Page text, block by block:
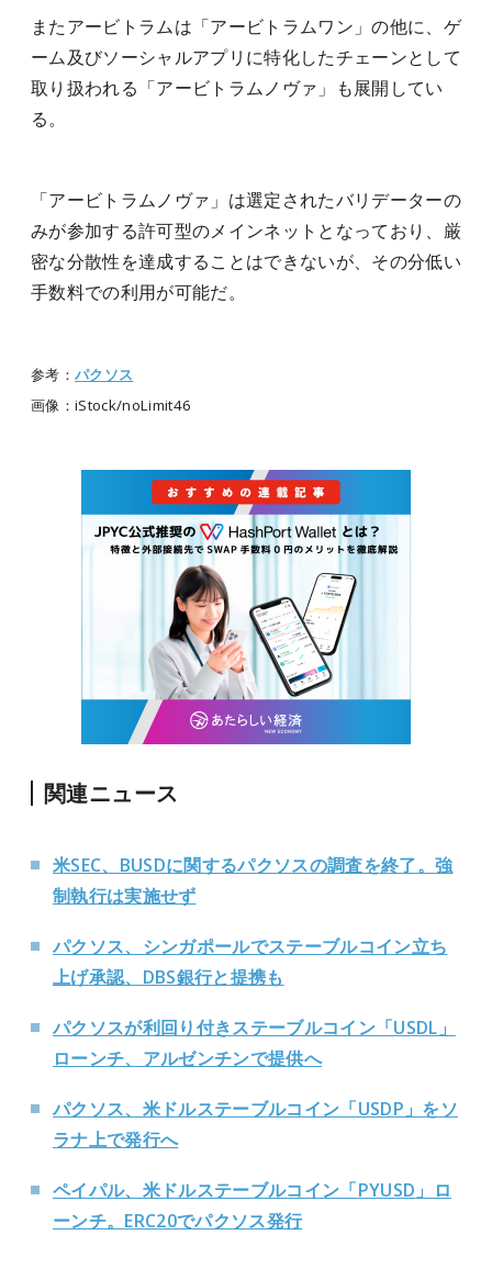
またアービトラムは「アービトラムワン」の他に、ゲ
ーム及びソーシャルアプリに特化したチェーンとして
取り扱われる「アービトラムノヴァ」も展開してい
る。
「アービトラムノヴァ」は選定されたバリデーターの
みが参加する許可型のメインネットとなっており、厳
密な分散性を達成することはできないが、その分低い
手数料での利用が可能だ。
参考： パクソス
画像：iStock/noLimit46
関連ニュース
米SEC、BUSDに関するパクソスの調査を終了。強
制執行は実施せず
パクソス、シンガポールでステーブルコイン立ち
上げ承認、DBS銀行と提携も
パクソスが利回り付きステーブルコイン「USDL」
ローンチ、アルゼンチンで提供へ
パクソス、米ドルステーブルコイン「USDP」をソ
ラナ上で発行へ
ペイパル、米ドルステーブルコイン「PYUSD 」ロ
ーンチ。 ERC20でパクソス発行